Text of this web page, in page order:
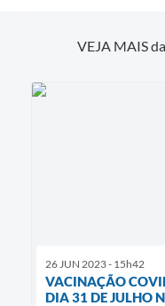
VEJA MAIS
26 JUN 2023 - 15h42
VACINAÇÃO
DIA 31 DE JULHO